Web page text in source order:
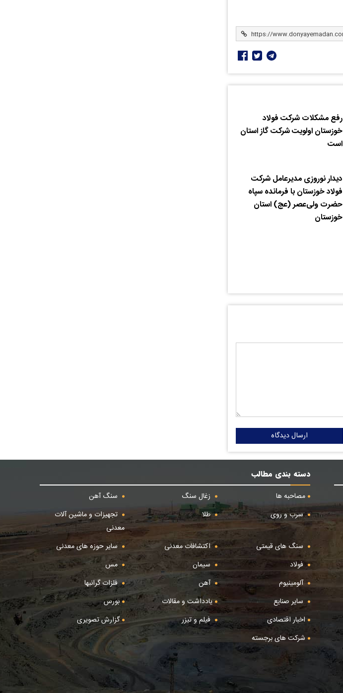
رفع مشکلات شرکت فولاد
خوزستان اولویت شرکت گاز استان
است
دیدار نوروزی مدیرعامل شرکت
فولاد خوزستان با فرمانده سپاه
حضرت ولی‌عصر (عج) استان
خوزستان
ارسال دیدگاه
دسته بندی مطالب
مصاحبه ها
زغال سنگ
سنگ آهن
سرب و روی
طلا
تجهیزات و ماشین آلات
معدنی
سنگ های قیمتی
اکتشافات معدنی
سایر حوزه های معدنی
فولاد
سیمان
مس
آلومینیوم
آهن
فلزات گرانبها
سایر صنایع
یادداشت و مقالات
بورس
اخبار اقتصادی
فیلم و تیزر
گزارش تصویری
شرکت های برجسته